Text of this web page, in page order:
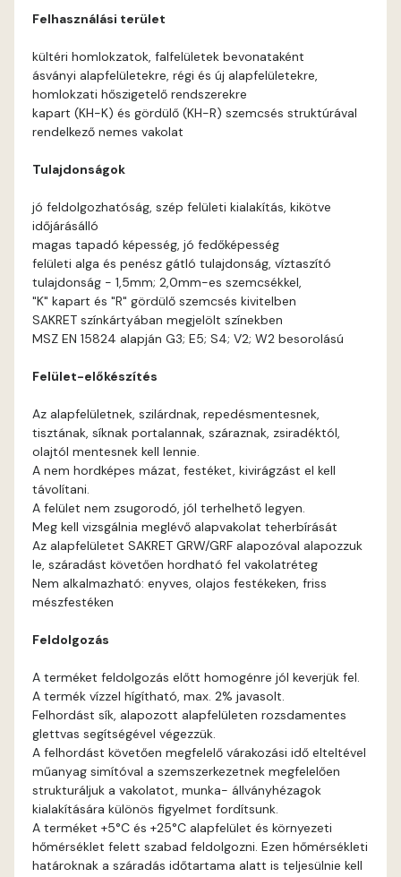
Apple D
Apricot D
Ash B
Ash C
Blood-orange C
Brick C
Brick D
Caramel C
Citrus B
Cobalt D
Cognac D
Coral D
Felhasználási terület
kültéri homlokzatok, falfelületek bevonataként
ásványi alapfelületekre, régi és új alapfelületekre,
homlokzati hőszigetelő rendszerekre
kapart (KH-K) és gördülő (KH-R) szemcsés struktúrával
rendelkező nemes vakolat
Tulajdonságok
jó feldolgozhatóság, szép felületi kialakítás, kikötve
időjárásálló
magas tapadó képesség, jó fedőképesség
felületi alga és penész gátló tulajdonság, víztaszító
tulajdonság - 1,5mm; 2,0mm-es szemcsékkel,
"K" kapart és "R" gördülő szemcsés kivitelben
SAKRET színkártyában megjelölt színekben
MSZ EN 15824 alapján G3; E5; S4; V2; W2 besorolású
Felület-előkészítés
Az alapfelületnek, szilárdnak, repedésmentesnek,
tisztának, síknak portalannak, száraznak, zsiradéktól,
olajtól mentesnek kell lennie.
A nem hordképes mázat, festéket, kivirágzást el kell
távolítani.
A felület nem zsugorodó, jól terhelhető legyen.
Meg kell vizsgálnia meglévő alapvakolat teherbírását
Az alapfelületet SAKRET GRW/GRF alapozóval alapozzuk
le, száradást követően hordható fel vakolatréteg
Nem alkalmazható: enyves, olajos festékeken, friss
mészfestéken
Feldolgozás
A terméket feldolgozás előtt homogénre jól keverjük fel.
A termék vízzel hígítható, max. 2% javasolt.
Felhordást sík, alapozott alapfelületen rozsdamentes
glettvas segítségével végezzük.
A felhordást követően megfelelő várakozási idő elteltével
műanyag simítóval a szemszerkezetnek megfelelően
strukturáljuk a vakolatot, munka- állványhézagok
kialakítására különös figyelmet fordítsunk.
A terméket +5°C és +25°C alapfelület és környezeti
hőmérséklet felett szabad feldolgozni. Ezen hőmérsékleti
határoknak a száradás időtartama alatt is teljesülnie kell